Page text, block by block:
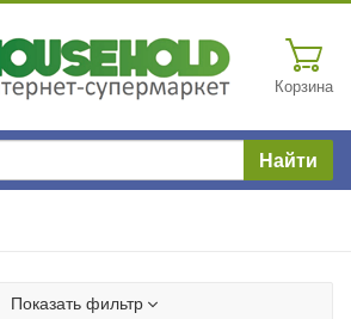
Корзина
Найти
Показать фильтр